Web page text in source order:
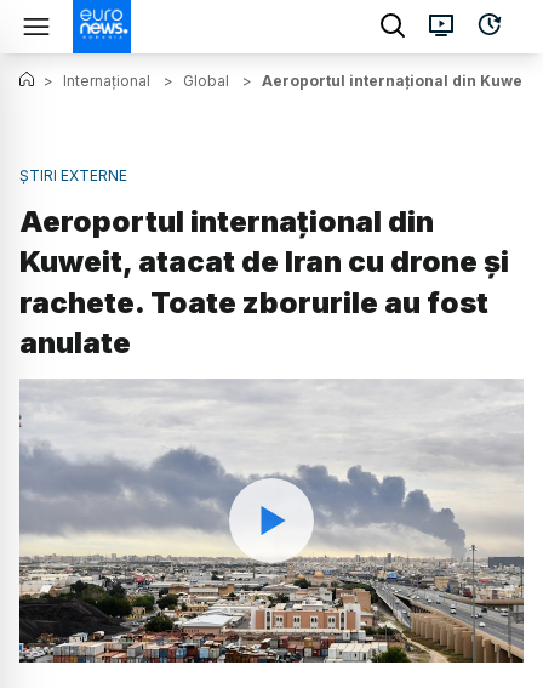
> Internațional > Global > Aeroportul internațional din Kuweit,
ȘTIRI EXTERNE
Aeroportul internațional din
Kuweit, atacat de Iran cu drone și
rachete. Toate zborurile au fost
anulate
Watch